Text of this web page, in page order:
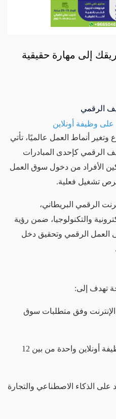
إلى مهارة حقيقية
الرقمي
وظيفة أونلاين
أنماط العمل عالميًا، تأتي
الرقمي كإحدى المبادرات
الأفراد من دخول سوق العمل
تشغيل فعلية.
الرقمي البريطاني،
والتكنولوجيا، ضمن رؤية
العمل الرقمي وتحقيق دخل
تهدف إلى:
الإنترنت وفق متطلبات سوق
مساعدة المتدرب على اختيار وظيفة أونلاين واحدة من بين 12
الذكاء الاصطناعي والتجارة